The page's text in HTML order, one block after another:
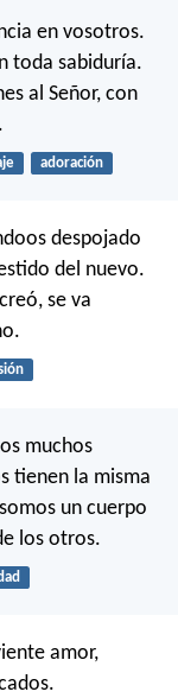
en vosotros.
toda sabiduría.
al Señor, con
adoración
despojado
del nuevo.
se va
muchos
tienen la misma
un cuerpo
los otros.
amor,